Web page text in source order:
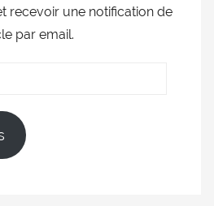
recevoir une notification de
par email.